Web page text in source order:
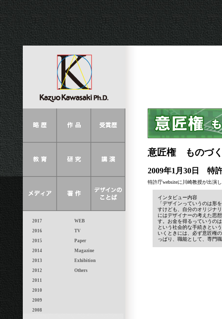
2017
2016
2015
2014
2013
2012
2011
2010
2009
2008
WEB
TV
Paper
Magazine
Exhibition
Others
意匠権 ものづ
2009年1月30日 特
特許庁websiteに川崎教授が出演
インタビュー内容
「デザインっていうのは形
すけども、自分のオリジナ
にはデザイナーの考えた思
す。お金を得るっていうの
という社会的な手続きとい
いくときには、必ず意匠権
っぱり、職能として、専門